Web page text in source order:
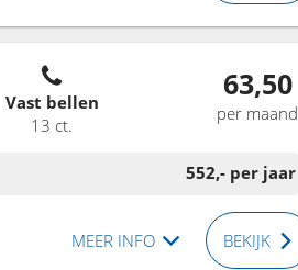
Vast bellen
13 ct.
63,50
per maand
552,- per jaar
MEER INFO BEKIJK